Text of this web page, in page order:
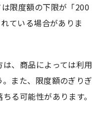
限度額の下限が「200
ている場合がありま
、商品によっては利用
また、限度額のぎりぎ
る可能性があります。